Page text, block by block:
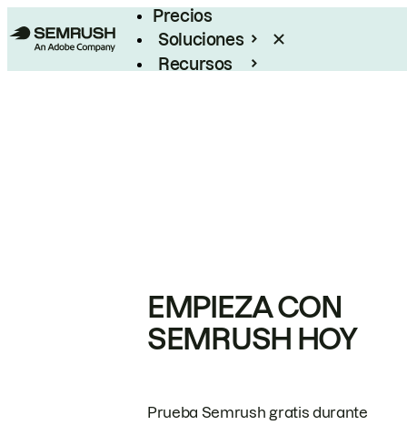
Precios
Soluciones
Recursos
EMPIEZA CON
SEMRUSH HOY
Prueba Semrush gratis durante